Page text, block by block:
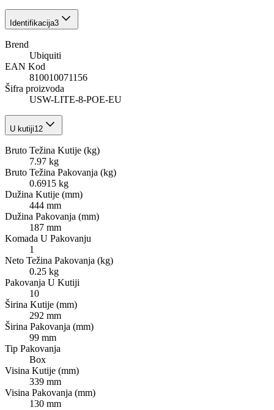
Identifikacija3
Brend
Ubiquiti
EAN Kod
810010071156
Šifra proizvoda
USW-LITE-8-POE-EU
U kutiji12
Bruto Težina Kutije (kg)
7.97 kg
Bruto Težina Pakovanja (kg)
0.6915 kg
Dužina Kutije (mm)
444 mm
Dužina Pakovanja (mm)
187 mm
Komada U Pakovanju
1
Neto Težina Pakovanja (kg)
0.25 kg
Pakovanja U Kutiji
10
Širina Kutije (mm)
292 mm
Širina Pakovanja (mm)
99 mm
Tip Pakovanja
Box
Visina Kutije (mm)
339 mm
Visina Pakovanja (mm)
130 mm